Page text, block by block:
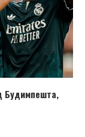
Будимпешта,